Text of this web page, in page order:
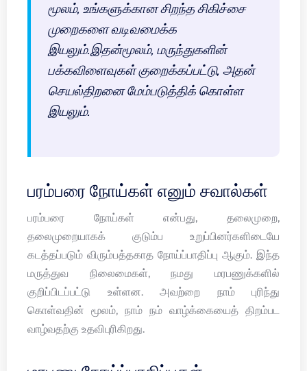
மூலம், உங்களுக்கான சிறந்த சிகிச்சை
முறைகளை வடிவமைக்க
இயலும்.இதன்மூலம், மருந்துகளின்
பக்கவிளைவுகள் குறைக்கப்பட்டு, அதன்
செயல்திறனை மேம்படுத்திக் கொள்ள
இயலும்.
பரம்பரை நோய்கள் எனும் சவால்கள்
பரம்பரை நோய்கள் என்பது, தலைமுறை,
தலைமுறையாகக் குடும்ப உறுப்பினர்களிடையே
கடத்தப்படும் விரும்பத்தகாத நோய்ப்பாதிப்பு ஆகும். இந்த
மருத்துவ நிலைமைகள், நமது மரபணுக்களில்
குறிப்பிடப்பட்டு உள்ளன. அவற்றை நாம் புரிந்து
கொள்வதின் மூலம், நாம் நம் வாழ்க்கையைத் திறம்பட
வாழ்வதற்கு உதவிபுரிகிறது.